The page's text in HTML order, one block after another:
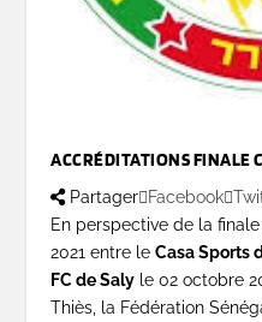
ACCRÉDITATIONS FINALE
Partager Facebook
En perspective de la
2021 entre leCasa Sports
FC de Saly le 02 octobre
Thiès, la Fédération